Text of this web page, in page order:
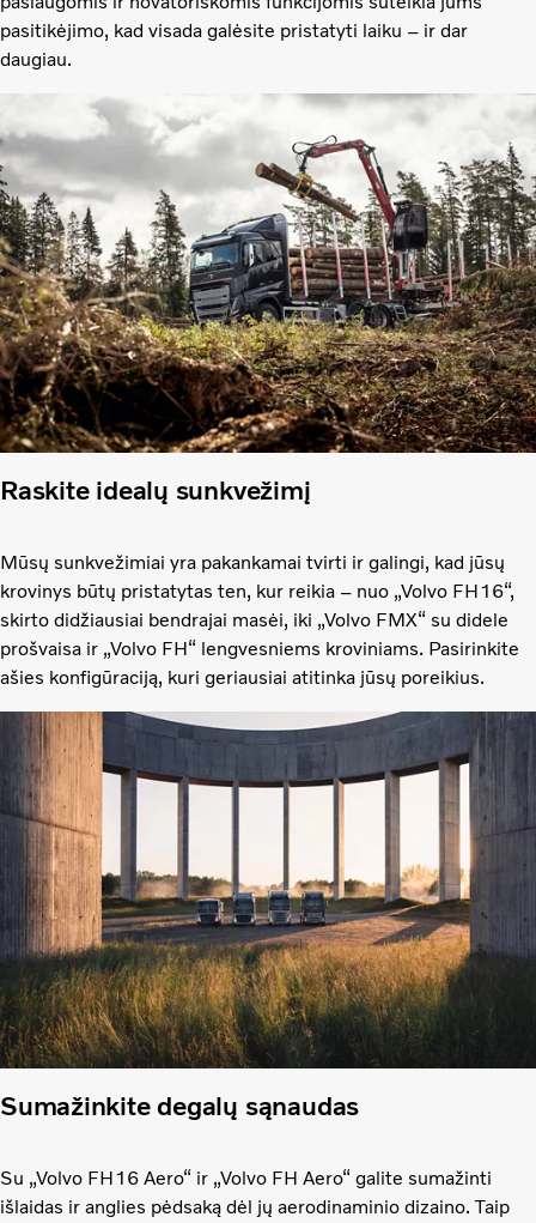
pasitikėjimo, kad visada galėsite pristatyti laiku – ir dar
daugiau.
Raskite idealų sunkvežimį
Mūsų sunkvežimiai yra pakankamai tvirti ir galingi, kad jūsų
krovinys būtų pristatytas ten, kur reikia – nuo „Volvo FH16“,
skirto didžiausiai bendrajai masėi, iki „Volvo FMX“ su didele
prošvaisa ir „Volvo FH“ lengvesniems kroviniams. Pasirinkite
ašies konfigūraciją, kuri geriausiai atitinka jūsų poreikius.
Sumažinkite degalų sąnaudas
Su „Volvo FH16 Aero“ ir „Volvo FH Aero“ galite sumažinti
išlaidas ir anglies pėdsaką dėl jų aerodinaminio dizaino. Taip